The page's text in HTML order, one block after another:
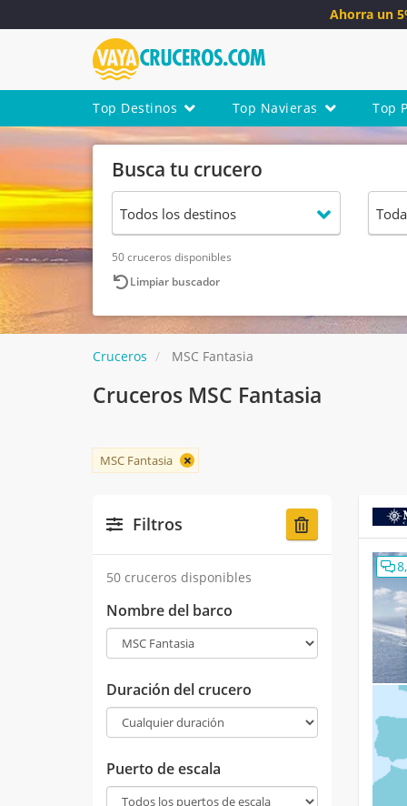
Ahorra un
Top Destinos Top Navieras Top
Busca tu crucero
50 cruceros disponibles
Limpiar buscador
Cruceros MSC Fantasia
Cruceros MSC Fantasia
MSC Fantasia
Filtros
50 cruceros disponibles
Nombre del barco
Duración del crucero
Puerto de escala